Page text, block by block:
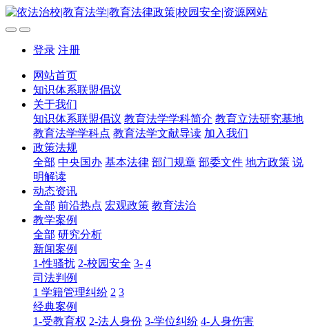
登录 注册
网站首页
知识体系联盟倡议
关于我们
知识体系联盟倡议 教育法学学科简介 教育立法研究基地
教育法学学科点 教育法学文献导读 加入我们
政策法规
全部 中央国办 基本法律 部门规章 部委文件 地方政策 说
明解读
动态资讯
全部 前沿热点 宏观政策 教育法治
教学案例
全部 研究分析
新闻案例
1-性骚扰 2-校园安全 3- 4
司法判例
1 学籍管理纠纷 2 3
经典案例
1-受教育权 2-法人身份 3-学位纠纷 4-人身伤害